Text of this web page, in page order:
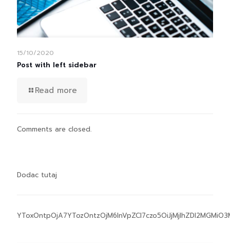
15/10/2020
Post with left sidebar
Read more
Comments are closed.
Dodac tutaj